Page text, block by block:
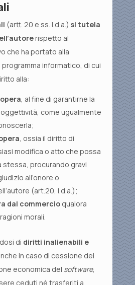
(artt. 20 e ss. l.d.a.) si tutela
rispetto al
che ha portato alla
informatico, di cui
alla:
, al fine di garantirne la
come ugualmente
, ossia il diritto di
modifica o atto che possa
stessa, procurando gravi
all’onore o
(art.20, l.d.a.);
dal commercioqualora
morali.
di diritti inalienabili e
in caso di cessione dei
economica del software,
ceduti né trasferiti a